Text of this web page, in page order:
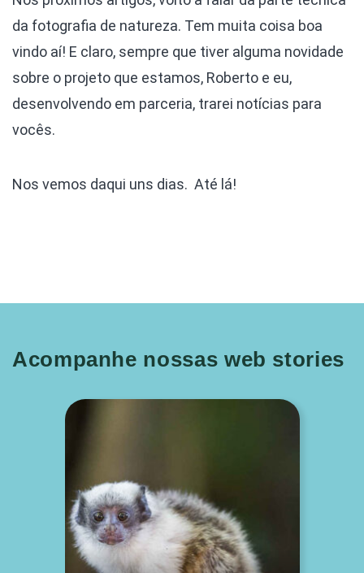
da fotografia de natureza. Tem muita coisa boa
vindo aí! E claro, sempre que tiver alguma novidade
sobre o projeto que estamos, Roberto e eu,
desenvolvendo em parceria, trarei notícias para
vocês.
Nos vemos daqui uns dias. Até lá!
Acompanhe nossas web stories